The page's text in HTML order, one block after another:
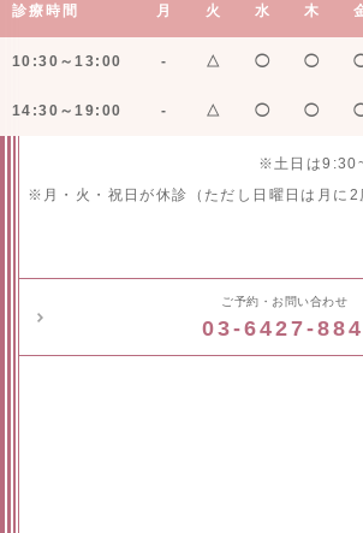
診療時間 月 火 水 木
10:30～13:00 - △ ◯ ◯
14:30～19:00 - △ ◯ ◯
※土日は
※月・火・祝日が休診（ただし日曜日は月に2
ご予約・お問い合わせ
03-6427-